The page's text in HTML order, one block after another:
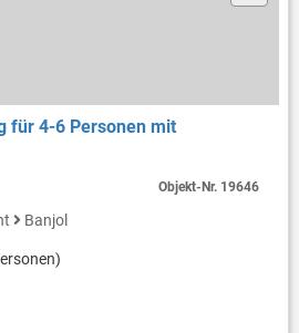
für 4-6 Personen mit
Banjol
Objekt-Nr. 19646